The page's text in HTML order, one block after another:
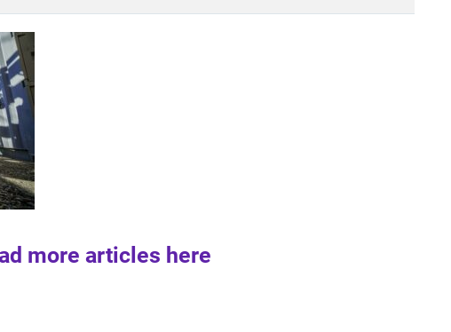
more articles here